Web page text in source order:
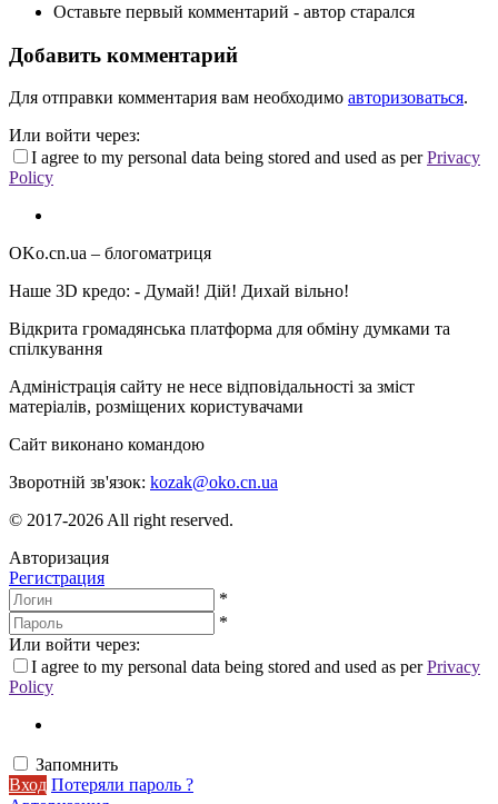
Оставьте первый комментарий - автор старался
Добавить комментарий
Для отправки комментария вам необходимо авторизоваться.
Или войти через:
I agree to my personal data being stored and used as perPrivacy
Policy
OKo.cn.ua – блогоматриця
Наше 3D кредо: - Думай! Дій! Дихай вільно!
Відкрита громадянська платформа для обміну думками та
спілкування
Адміністрація сайту не несе відповідальності за зміст
матеріалів, розміщених користувачами
Сайт виконано командою
Зворотній зв'язок: kozak@oko.cn.ua
© 2017-2026 All right reserved.
Авторизация
Регистрация
*
*
Или войти через:
I agree to my personal data being stored and used as perPrivacy
Policy
Запомнить
Вход Потеряли пароль ?